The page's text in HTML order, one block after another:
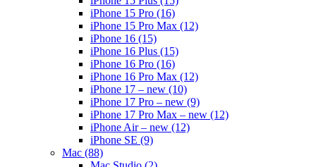
iPhone 15 Pro (16)
iPhone 15 Pro Max (12)
iPhone 16 (15)
iPhone 16 Plus (15)
iPhone 16 Pro (16)
iPhone 16 Pro Max (12)
iPhone 17 – new (10)
iPhone 17 Pro – new (9)
iPhone 17 Pro Max – new (12)
iPhone Air – new (12)
iPhone SE (9)
Mac (88)